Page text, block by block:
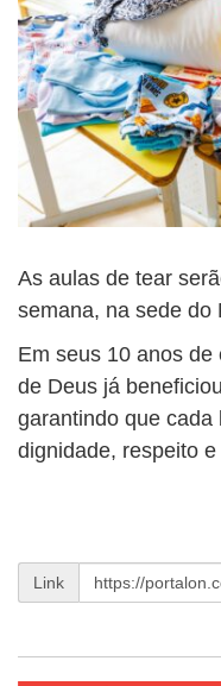
As aulas de tear
semana, na sede do
Em seus 10 anos
de Deus já
garantindo que cada
dignidade, respeito
Link